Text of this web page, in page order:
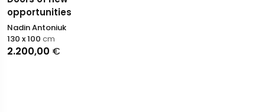
opportunities
Nadin Antoniuk
2.200,00 €
130 x 100 cm